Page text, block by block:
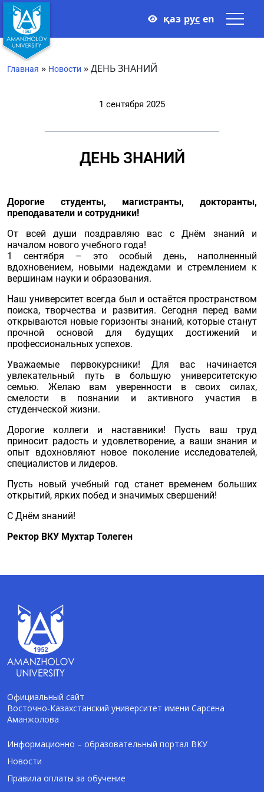
қаз рус en
Главная » Новости »ДЕНЬ ЗНАНИЙ
1 сентября 2025
ДЕНЬ ЗНАНИЙ
Дорогие студенты, магистранты, докторанты,
преподаватели и сотрудники!
От всей души поздравляю вас с Днём знаний и
началом нового учебного года!
1 сентября – это особый день, наполненный
вдохновением, новыми надеждами и стремлением к
вершинам науки и образования.
Наш университет всегда был и остаётся пространством
поиска, творчества и развития. Сегодня перед вами
открываются новые горизонты знаний, которые станут
прочной основой для будущих достижений и
профессиональных успехов.
Уважаемые первокурсники! Для вас начинается
увлекательный путь в большую университетскую
семью. Желаю вам уверенности в своих силах,
смелости в познании и активного участия в
студенческой жизни.
Дорогие коллеги и наставники! Пусть ваш труд
приносит радость и удовлетворение, а ваши знания и
опыт вдохновляют новое поколение исследователей,
специалистов и лидеров.
Пусть новый учебный год станет временем больших
открытий, ярких побед и значимых свершений!
С Днём знаний!
Ректор ВКУ Мухтар Толеген
Официальный сайт
Восточно-Казахстанский университет имени Сарсена
Аманжолова
Информационно – образовательный портал ВКУ
Новости
Правила оплаты за обучение
Помощник Amanzholov University
Здравствуйте! Я AI-Talapker — помощник
ВКУ им. Сарсена Аманжолова (ВКУ). Отвечу